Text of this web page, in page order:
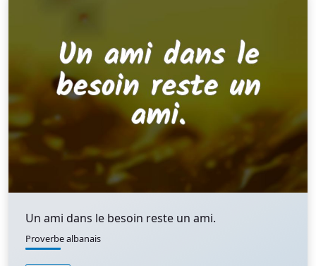
Un ami dans le besoin reste un ami.
Proverbe albanais